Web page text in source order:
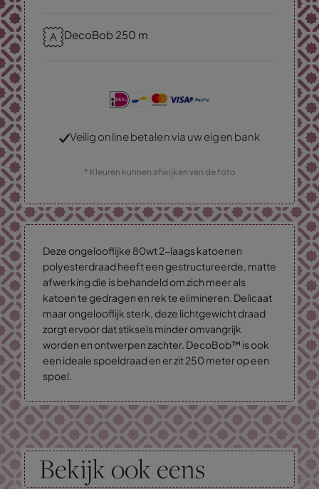
DecoBob 250 m
Veilig online betalen via uw eigen bank
* Kleuren kunnen afwijken van de foto
Deze ongelooflijke 80wt 2-laags katoenen
polyesterdraad heeft een gestructureerde, matte
afwerking die is behandeld om zich meer als
katoen te gedragen en rek te elimineren. Delicaat
maar ongelooflijk sterk, deze lichtgewicht draad
zorgt ervoor dat stiksels minder omvangrijk
worden en ontwerpen zachter. DecoBob™ is ook
een ideale spoeldraad en er zit 250 meter op een
spoel.
Bekijk ook eens